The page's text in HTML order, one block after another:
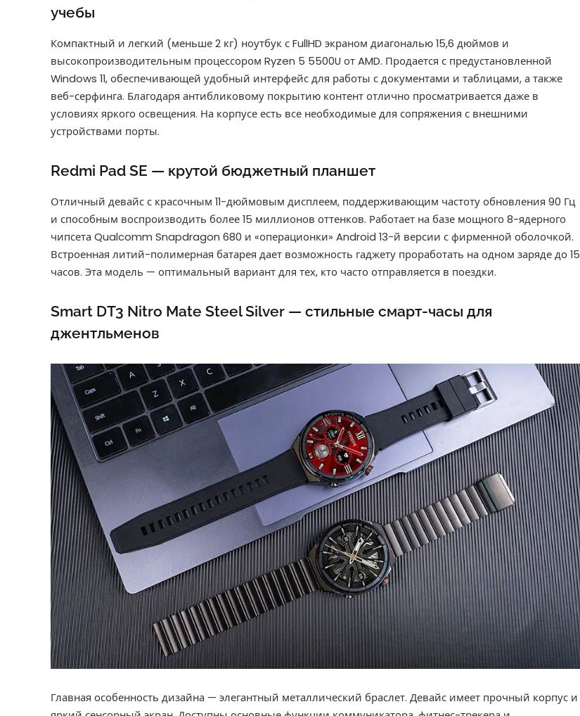
учебы
Компактный и легкий (меньше 2 кг) ноутбук с FullHD экраном диагональю 15,6 дюймов и
высокопроизводительным процессором Ryzen 5 5500U от AMD. Продается с предустановленной
Windows 11, обеспечивающей удобный интерфейс для работы с документами и таблицами, а также
веб-серфинга. Благодаря антибликовому покрытию контент отлично просматривается даже в
условиях яркого освещения. На корпусе есть все необходимые для сопряжения с внешними
устройствами порты.
Redmi Pad SE — крутой бюджетный планшет
Отличный девайс с красочным 11-дюймовым дисплеем, поддерживающим частоту обновления 90 Гц
и способным воспроизводить более 15 миллионов оттенков. Работает на базе мощного 8-ядерного
чипсета Qualcomm Snapdragon 680 и «операционки» Android 13-й версии с фирменной оболочкой.
Встроенная литий-полимерная батарея дает возможность гаджету проработать на одном заряде до 15
часов. Эта модель — оптимальный вариант для тех, кто часто отправляется в поездки.
Smart DT3 Nitro Mate Steel Silver — стильные смарт-часы для
джентльменов
Главная особенность дизайна — элегантный металлический браслет. Девайс имеет прочный корпус и